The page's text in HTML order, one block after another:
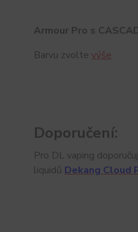
Armour Pro s
Barvu zvolte výše
Doporučení:
Pro DL vaping
liquidů Dekang Cloud